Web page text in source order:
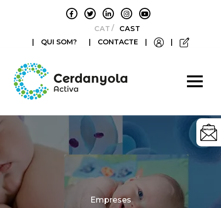
CATALÀCASTELLANO
|
QUI SOM? | CONTACTE | |
Categories
Empreses